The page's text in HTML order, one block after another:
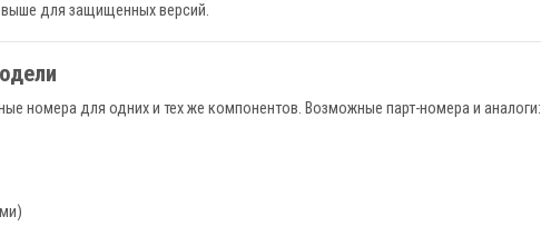
выше для защищенных версий.
номера для одних и тех же компонентов. Возможные парт-номера и аналоги: